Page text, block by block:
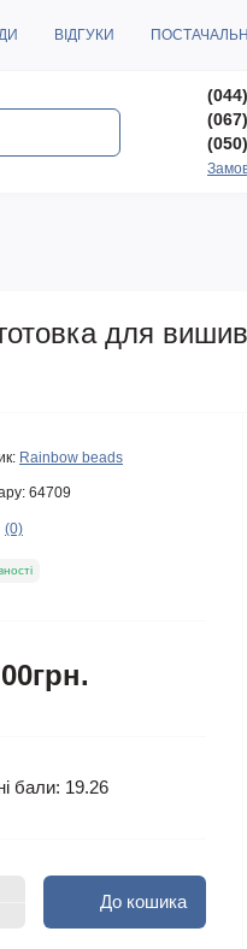
ВІДГУКИ
для
Rainbow beads
64709
(0)
бали: 19.26
До кошика